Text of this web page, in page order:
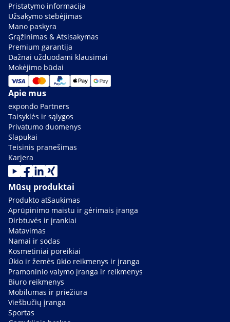
Pristatymo informacija
Užsakymo stebėjimas
Mano paskyra
Grąžinimas & Atsisakymas
Premium garantija
Dažnai užduodami klausimai
Mokėjimo būdai
Apie mus
expondo Partners
Taisyklės ir sąlygos
Privatumo duomenys
Slapukai
Teisinis pranešimas
Karjera
Mūsų produktai
Produkto atšaukimas
Aprūpinimo maistu ir gėrimais įranga
Dirbtuvės ir įrankiai
Matavimas
Namai ir sodas
Kosmetiniai poreikiai
Ūkio ir žemės ūkio reikmenys ir įranga
Pramoninio valymo įranga ir reikmenys
Biuro reikmenys
Mobilumas ir priežiūra
Viešbučių įranga
Sportas